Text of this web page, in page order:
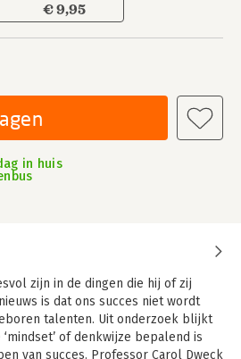
€ 9,95
in huis
zijn in de dingen die hij of zij
is dat ons succes niet wordt
talenten. Uit onderzoek blijkt
of denkwijze bepalend is
van succes. Professor Carol Dweck